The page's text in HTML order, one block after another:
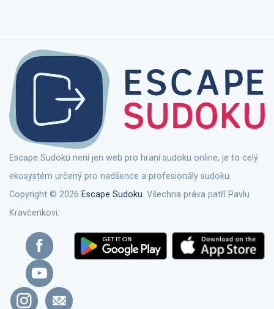
Escape Sudoku není jen web pro hraní sudoku online, je to celý
ekosystém určený pro nadšence a profesionály sudoku.
Copyright © 2026 Escape Sudoku. Všechna práva patří Pavlu
Kravčenkovi.